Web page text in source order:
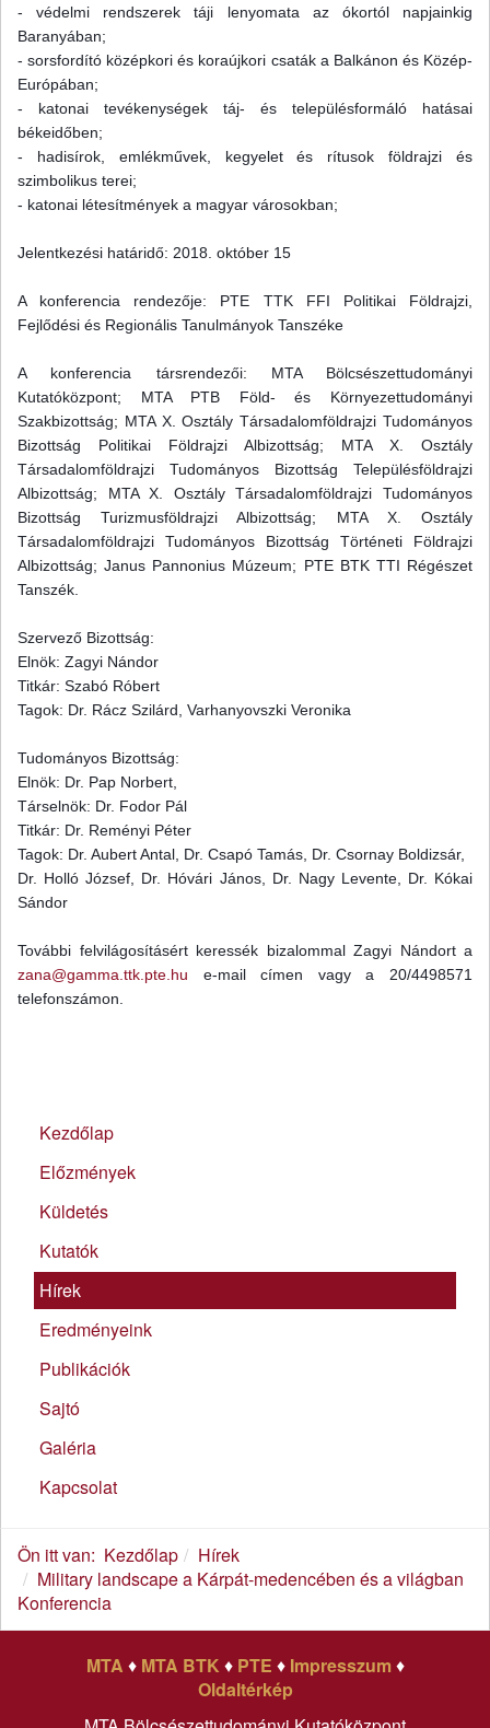
- védelmi rendszerek táji lenyomata az ókortól napjainkig
Baranyában;
- sorsfordító középkori és koraújkori csaták a Balkánon és Közép-
Európában;
- katonai tevékenységek táj- és településformáló hatásai
békeidőben;
- hadisírok, emlékművek, kegyelet és rítusok földrajzi és
szimbolikus terei;
- katonai létesítmények a magyar városokban;
Jelentkezési határidő: 2018. október 15
A konferencia rendezője: PTE TTK FFI Politikai Földrajzi,
Fejlődési és Regionális Tanulmányok Tanszéke
A konferencia társrendezői: MTA Bölcsészettudományi
Kutatóközpont; MTA PTB Föld- és Környezettudományi
Szakbizottság; MTA X. Osztály Társadalomföldrajzi Tudományos
Bizottság Politikai Földrajzi Albizottság; MTA X. Osztály
Társadalomföldrajzi Tudományos Bizottság Településföldrajzi
Albizottság; MTA X. Osztály Társadalomföldrajzi Tudományos
Bizottság Turizmusföldrajzi Albizottság; MTA X. Osztály
Társadalomföldrajzi Tudományos Bizottság Történeti Földrajzi
Albizottság; Janus Pannonius Múzeum; PTE BTK TTI Régészet
Tanszék.
Szervező Bizottság:
Elnök: Zagyi Nándor
Titkár: Szabó Róbert
Tagok: Dr. Rácz Szilárd, Varhanyovszki Veronika
Tudományos Bizottság:
Elnök: Dr. Pap Norbert,
Társelnök: Dr. Fodor Pál
Titkár: Dr. Reményi Péter
Tagok: Dr. Aubert Antal, Dr. Csapó Tamás, Dr. Csornay Boldizsár,
Dr. Holló József, Dr. Hóvári János, Dr. Nagy Levente, Dr. Kókai
Sándor
További felvilágosításért keressék bizalommal Zagyi Nándort a
zana@gamma.ttk.pte.hu e-mail címen vagy a 20/4498571
telefonszámon.
Kezdőlap
Előzmények
Küldetés
Kutatók
Hírek
Eredményeink
Publikációk
Sajtó
Galéria
Kapcsolat
Ön itt van: Kezdőlap
Hírek
Military landscape a Kárpát-medencében és a világban
Konferencia
MTA ♦ MTA BTK ♦ PTE ♦ Impresszum♦
Oldaltérkép